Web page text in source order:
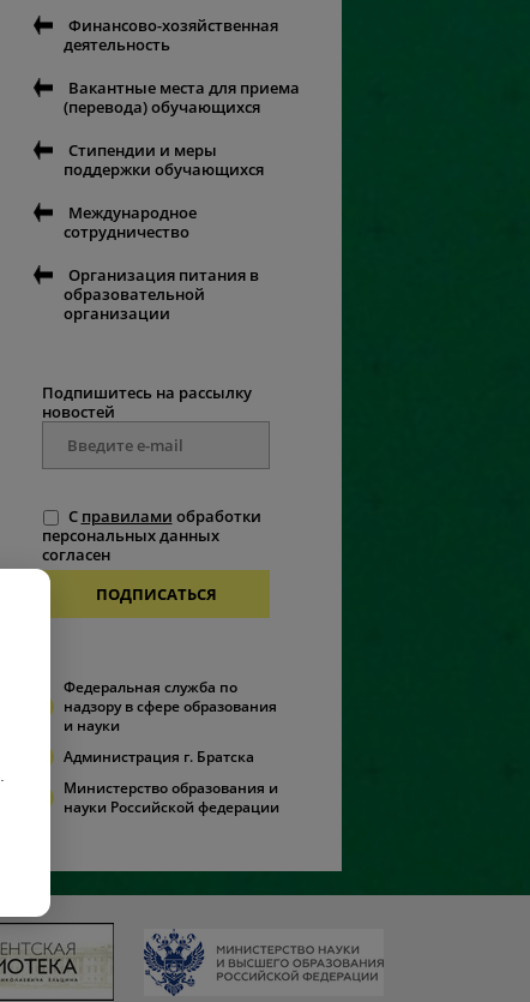
Финансово-хозяйственная
деятельность
Вакантные места для приема
(перевода) обучающихся
Стипендии и меры
поддержки обучающихся
Международное
сотрудничество
Организация питания в
образовательной
организации
Подпишитесь на рассылку
новостей
С правилами обработки
персональных данных
согласен
ПОДПИСАТЬСЯ
Федеральная служба по
надзору в сфере образования
и науки
Администрация г. Братска
Министерство образования и
науки Российской федерации